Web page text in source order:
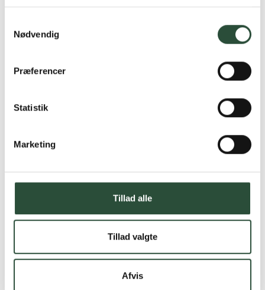
Nødvendig
Præferencer
Statistik
Marketing
Tillad alle
Tillad valgte
Afvis